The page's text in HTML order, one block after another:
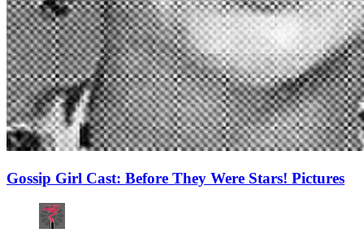
Gossip Girl Cast: Before They Were Stars! Pictures